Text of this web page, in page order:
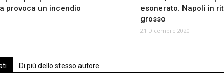
provoca un incendio
esonerato. Napoli in
grosso
21 Dicembre 2020
Di più dello stesso autore